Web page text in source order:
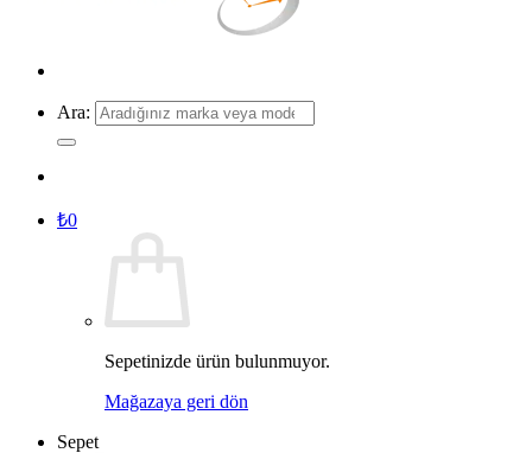
Ara:
₺0
Sepetinizde ürün bulunmuyor.
Mağazaya geri dön
Sepet